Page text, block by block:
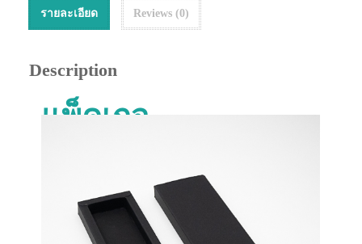
รายละเอียด Reviews (0)
Description
แพ็คเกจ